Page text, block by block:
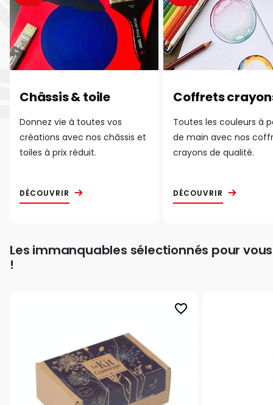
Châssis & toile
Donnez vie à toutes vos
créations avec nos châssis et
toiles à prix réduit.
DÉCOUVRIR
Coffrets
Toutes les couleurs à
de main avec nos
crayons de qualité.
DÉCOUVRIR
Les immanquables sélectionnés pour vous
!
favorite_border